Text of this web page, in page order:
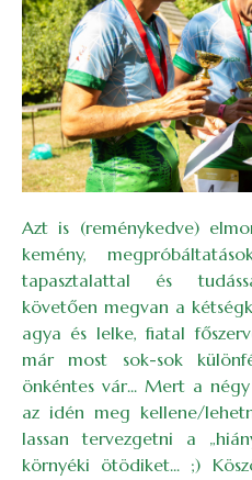
Azt is (reménykedve)
kemény,
tapasztalattal és
követően megvan a
agya és lelke, fiatal
már most sok-sok
önkéntes vár... Mert a
az idén meg kellene/
lassan tervezgetni a
környéki ötödiket... ;)